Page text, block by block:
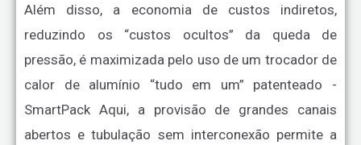
Além disso, a economia de custos indiretos,
reduzindo os “custos ocultos” da queda de
pressão, é maximizada pelo uso de um trocador de
calor de alumínio “tudo em um” patenteado -
SmartPack Aqui, a provisão de grandes canais
abertos e tubulação sem interconexão permite a